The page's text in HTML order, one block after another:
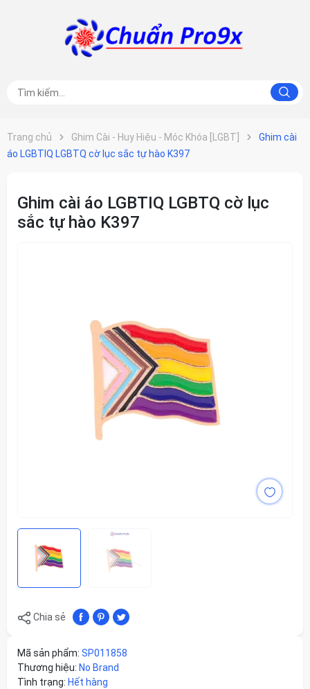
Trang chủ Ghim Cài - Huy Hiệu - Móc Khóa [LGBT]
Ghim cài
áo LGBTIQ LGBTQ cờ lục sắc tự hào K397
Ghim cài áo LGBTIQ LGBTQ cờ lục
sắc tự hào K397
Chia sẻ
Mã sản phẩm: SP011858
Thương hiệu: No Brand
Tình trạng: Hết hàng